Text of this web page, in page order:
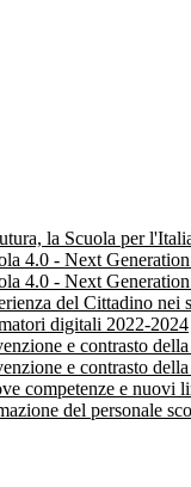
la Scuola per
4.0 - Next
4.0 - Next
del Cittadino nei
digitali 2022-2024
e contrasto
e contrasto
competenze e nuovi
del personale